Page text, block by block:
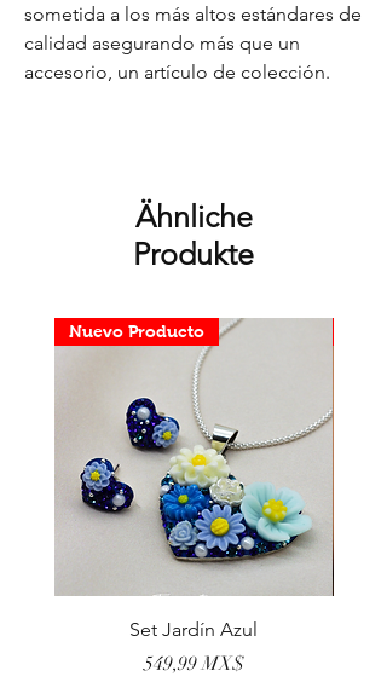
sometida a los más altos estándares de
calidad asegurando más que un
accesorio, un artículo de colección.
Ähnliche
Produkte
Nuevo Producto
Set Jardín Azul
Preis
549,99 MX$